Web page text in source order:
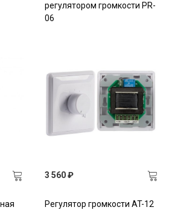
регулятором громкости PR-
06
3 560 ₽
Регулятор громкости AT-12